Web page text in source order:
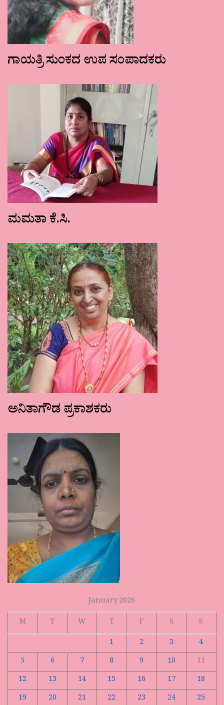
ಗಾಯತ್ರಿ ಸುಂಕದ ಉಪ ಸಂಪಾದಕರು
ಮಮತಾ ಕೆ.ಸಿ.
ಅನಿತಾಗೌಡ ಪ್ರಕಾಶಕರು
January 2026
M
T W T F S
S
1
2 3
4
5
6 7 8 9 10
11
12
13 14 15 16 17
18
19
20 21 22 23 24
25